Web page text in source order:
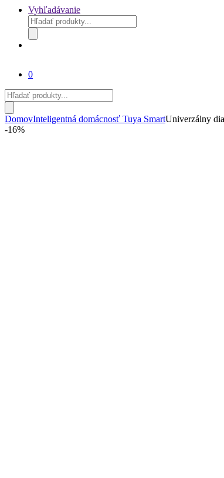
Vyhľadávanie
Products
search
0
Products
search
DomovInteligentná domácnosť Tuya SmartUniverzálny
-16%